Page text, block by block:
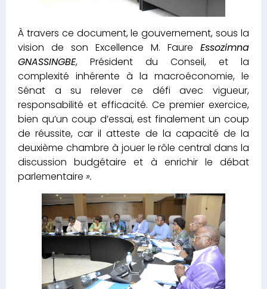
À travers ce document, le gouvernement, sous la
vision de son Excellence M. Faure Essozimna
GNASSINGBE, Président du Conseil, et la
complexité inhérente à la macroéconomie, le
Sénat a su relever ce défi avec vigueur,
responsabilité et efficacité. Ce premier exercice,
bien qu’un coup d’essai, est finalement un coup
de réussite, car il atteste de la capacité de la
deuxième chambre à jouer le rôle central dans la
discussion budgétaire et à enrichir le débat
parlementaire ».